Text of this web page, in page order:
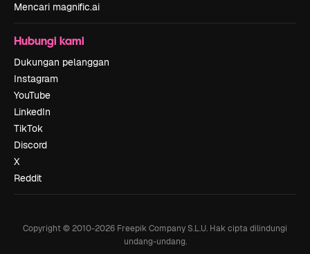
Mencari magnific.ai
Hubungi kami
Dukungan pelanggan
Instagram
YouTube
LinkedIn
TikTok
Discord
X
Reddit
Copyright © 2010-2026 Freepik Company S.L.U. Hak cipta dilindungi
undang-undang.